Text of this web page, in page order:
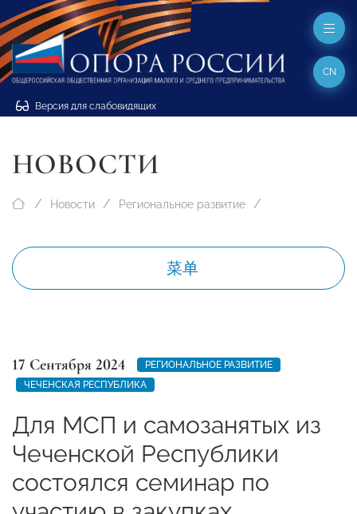
Версия для слабовидящих
CN
НОВОСТИ
Новости Региональное развитие
菜单
17 Сентября 2024
РЕГИОНАЛЬНОЕ РАЗВИТИЕ
ЧЕЧЕНСКАЯ РЕСПУБЛИКА
Для МСП и самозанятых из
Чеченской Республики
состоялся семинар по